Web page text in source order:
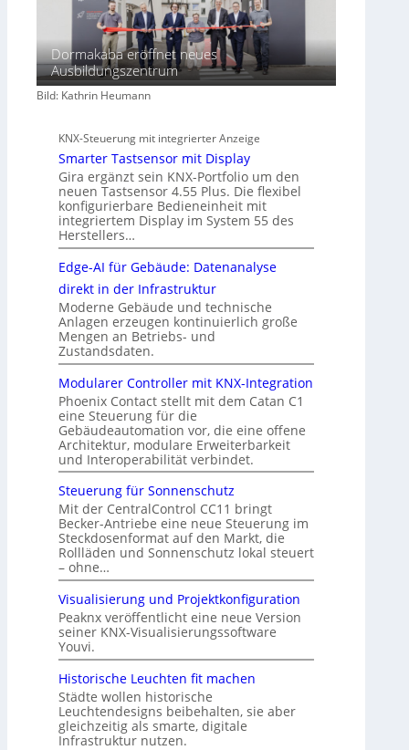
Dormakaba eröffnet neues
Ausbildungszentrum
Bild: Kathrin Heumann
KNX-Steuerung mit integrierter Anzeige
Smarter Tastsensor mit Display
Gira ergänzt sein KNX-Portfolio um den
neuen Tastsensor 4.55 Plus. Die flexibel
konfigurierbare Bedieneinheit mit
integriertem Display im System 55 des
Herstellers…
Edge-AI für Gebäude: Datenanalyse
direkt in der Infrastruktur
Moderne Gebäude und technische
Anlagen erzeugen kontinuierlich große
Mengen an Betriebs- und
Zustandsdaten.
Modularer Controller mit KNX-Integration
Phoenix Contact stellt mit dem Catan C1
eine Steuerung für die
Gebäudeautomation vor, die eine offene
Architektur, modulare Erweiterbarkeit
und Interoperabilität verbindet.
Steuerung für Sonnenschutz
Mit der CentralControl CC11 bringt
Becker-Antriebe eine neue Steuerung im
Steckdosenformat auf den Markt, die
Rollläden und Sonnenschutz lokal steuert
– ohne…
Visualisierung und Projektkonfiguration
Peaknx veröffentlicht eine neue Version
seiner KNX-Visualisierungssoftware
Youvi.
Historische Leuchten fit machen
Städte wollen historische
Leuchtendesigns beibehalten, sie aber
gleichzeitig als smarte, digitale
Infrastruktur nutzen.